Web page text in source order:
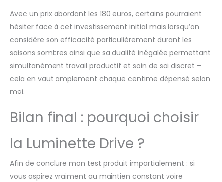
Avec un prix abordant les 180 euros, certains pourraient
hésiter face à cet investissement initial mais lorsqu’on
considère son efficacité particulièrement durant les
saisons sombres ainsi que sa dualité inégalée permettant
simultanément travail productif et soin de soi discret –
cela en vaut amplement chaque centime dépensé selon
moi.
Bilan final : pourquoi choisir
la Luminette Drive ?
Afin de conclure mon test produit impartialement : si
vous aspirez vraiment au maintien constant voire